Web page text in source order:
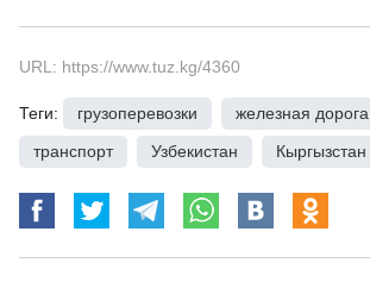
URL: https://www.tuz.kg/4360
Теги: грузоперевозки железная дорога
транспорт
Узбекистан Кыргызстан